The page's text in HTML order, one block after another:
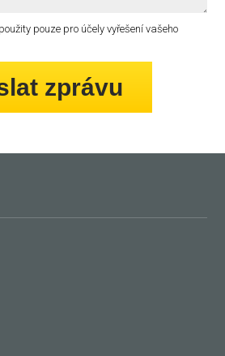
pouze pro účely vyřešení vašeho
zprávu